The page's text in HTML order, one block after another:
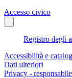
Accesso civico
Registro degli
Accessibilità e
Dati ulteriori
Privacy -